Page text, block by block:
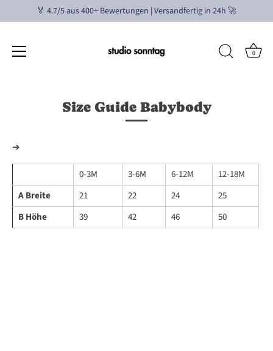
🏅 4.7/5 aus 400+ Bewertungen | Versandfertig in 24h 🚀
0
Size Guide Babybody
➔
0-3M 3-6M 6-12M
12-18M
A Breite
21 22 24
25
B Höhe
39 42 46 50